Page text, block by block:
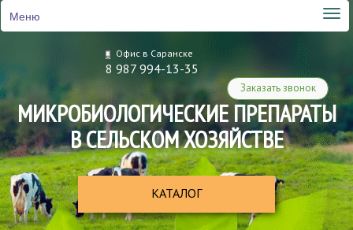
Меню
Офис в Саранске
8 987 994-13-35
Заказать звонок
МИКРОБИОЛОГИЧЕСКИЕ ПРЕПАРАТЫ
В СЕЛЬСКОМ ХОЗЯЙСТВЕ
КАТАЛОГ